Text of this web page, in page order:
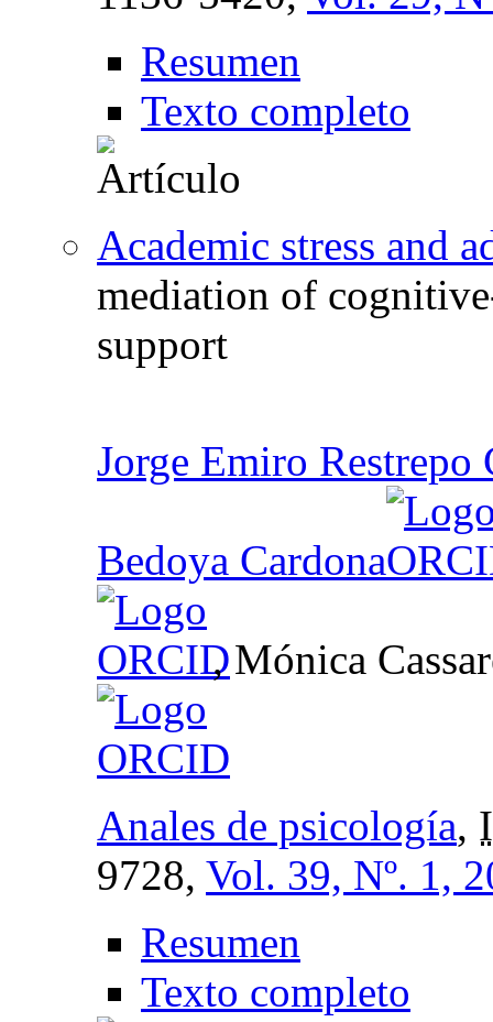
Resumen
Texto completo
Academic stress and
mediation of
support
Jorge Emiro Restrepo
Bedoya Cardona
, Mónica
Anales de psicología,
9728, Vol. 39, Nº. 1,
Resumen
Texto completo